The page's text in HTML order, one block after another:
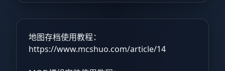
地图存档使用教程：
https://www.mcshuo.com/article/14